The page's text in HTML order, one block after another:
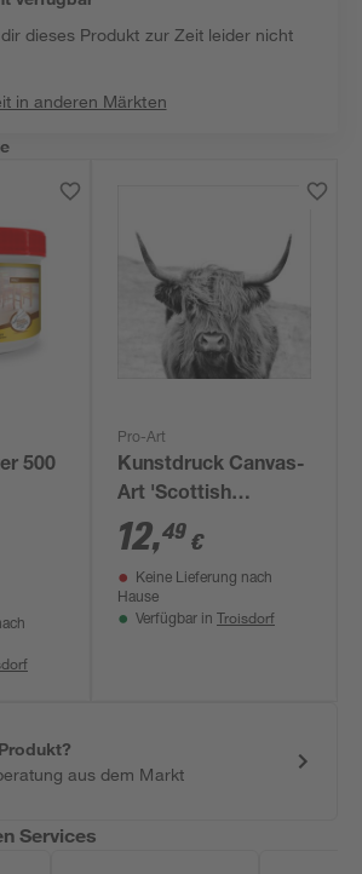
dieses Produkt zur Zeit leider nicht
in anderen Märkten
500
Pro-Art
Kunstdruck Canvas-
Art 'Scottish
Highland Cattle' 30 x
30 cm
12,49 €
Keine Lieferung nach
Hause
Verfügbar in Troisdorf
aus dem Markt
Services